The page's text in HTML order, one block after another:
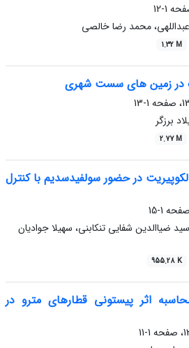
1-12
محمد رضا خالصی
1.32 M
در زمین های سست شهری
1-13
برزگر
2.77 M
در حضور سولفیدسدیم با کنترل
1-15
ضیاالدین شفایی تنکابنی، سهیلا جوادیان
955.28 K
اثر پیستونی قطارهای مترو در
1-11